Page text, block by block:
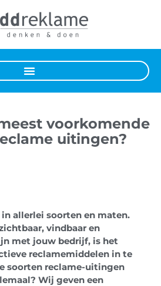
voorkomende
uitingen?
in allerlei soorten en maten.
vindbaar en
met jouw bedrijf, is het
reclamemiddelen in te
soorten reclame-uitingen
Wij geven een